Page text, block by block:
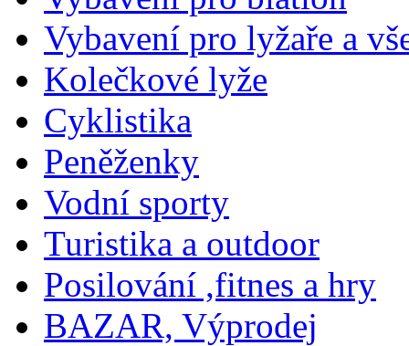
Vybavení pro lyžaře a
Kolečkové lyže
Cyklistika
Peněženky
Vodní sporty
Turistika a outdoor
Posilování ,fitnes a hry
BAZAR, Výprodej